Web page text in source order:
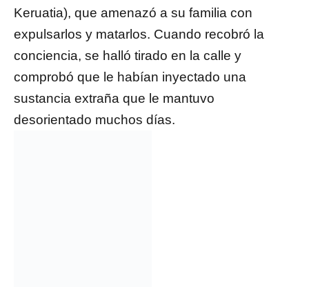
Keruatia), que amenazó a su familia con
expulsarlos y matarlos. Cuando recobró la
conciencia, se halló tirado en la calle y
comprobó que le habían inyectado una
sustancia extraña que le mantuvo
desorientado muchos días.